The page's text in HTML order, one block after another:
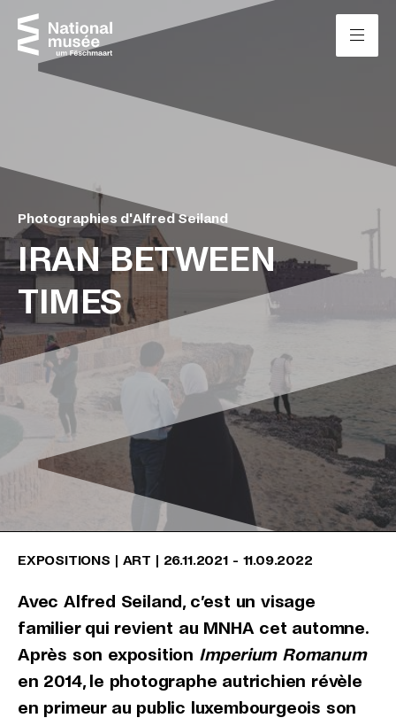
Passer directement au contenu
IRAN BETWEEN
TIMES
Photographies d'Alfred Seiland
EXPOSITIONS | ART | 26.11.2021 - 11.09.2022
Avec Alfred Seiland, c’est un visage
familier qui revient au MNHA cet automne.
Après son exposition Imperium Romanum
en 2014, le photographe autrichien révèle
en primeur au public luxembourgeois son
Panneau de gestion des cookies